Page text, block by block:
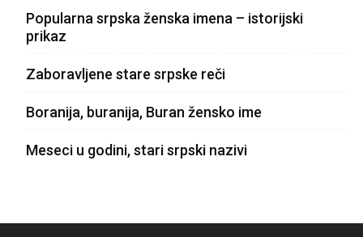
Popularna srpska ženska imena – istorijski
prikaz
Zaboravljene stare srpske reči
Boranija, buranija, Buran žensko ime
Meseci u godini, stari srpski nazivi